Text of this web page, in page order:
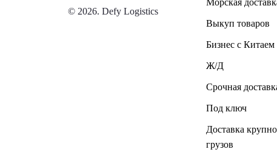
© 2026. Defy Logistics
Морская
Выкуп товаров
Бизнес с Китаем
Ж/Д
Срочная
Под ключ
Доставка
грузов